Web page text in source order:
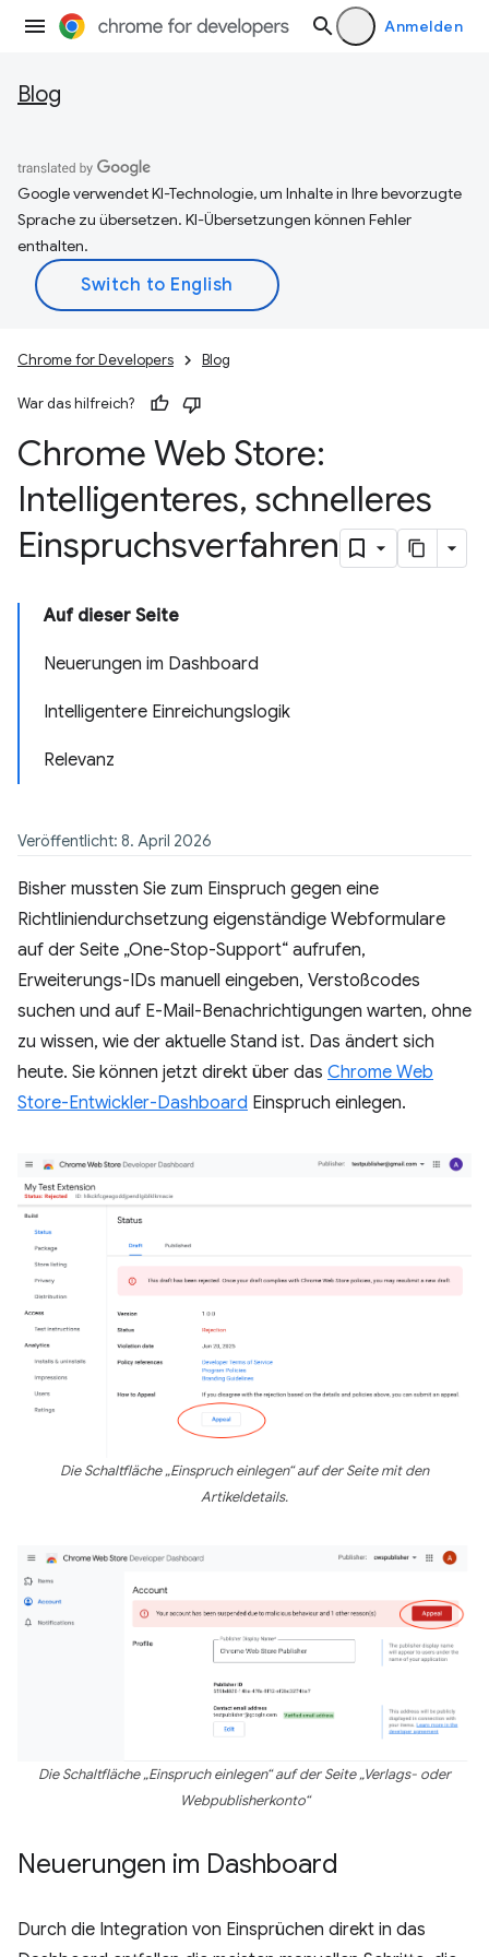
Anmelden
Blog
Google verwendet KI-Technologie, um Inhalte in Ihre bevorzugte
Sprache zu übersetzen. KI-Übersetzungen können Fehler
enthalten.
Chrome for Developers Blog
War das hilfreich?
Chrome Web Store:
Intelligenteres, schnelleres
Einspruchsverfahren
Auf dieser Seite
Neuerungen im Dashboard
Intelligentere Einreichungslogik
Relevanz
Veröffentlicht: 8. April 2026
Bisher mussten Sie zum Einspruch gegen eine
Richtliniendurchsetzung eigenständige Webformulare
auf der Seite „One-Stop-Support“ aufrufen,
Erweiterungs-IDs manuell eingeben, Verstoßcodes
suchen und auf E-Mail-Benachrichtigungen warten, ohne
zu wissen, wie der aktuelle Stand ist. Das ändert sich
heute. Sie können jetzt direkt über das Chrome Web
Store-Entwickler-Dashboard Einspruch einlegen.
Die Schaltfläche „Einspruch einlegen“ auf der Seite mit den
Artikeldetails.
Die Schaltfläche „Einspruch einlegen“ auf der Seite „Verlags- oder
Webpublisherkonto“
Neuerungen im Dashboard
Durch die Integration von Einsprüchen direkt in das